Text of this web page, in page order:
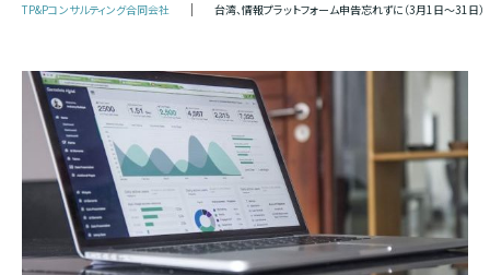
TP&Pコンサルティング合同会社 台湾、情報プラットフォーム申告忘れずに（3月1日～31日）